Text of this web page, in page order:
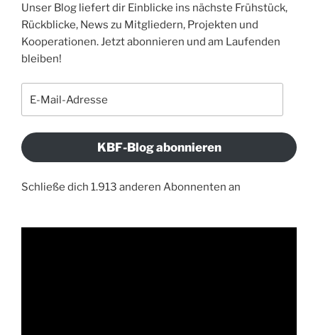
Unser Blog liefert dir Einblicke ins nächste Frühstück,
Rückblicke, News zu Mitgliedern, Projekten und
Kooperationen. Jetzt abonnieren und am Laufenden
bleiben!
Mail-
KBF-Blog abonnieren
Schließe dich 1.913 anderen Abonnenten an